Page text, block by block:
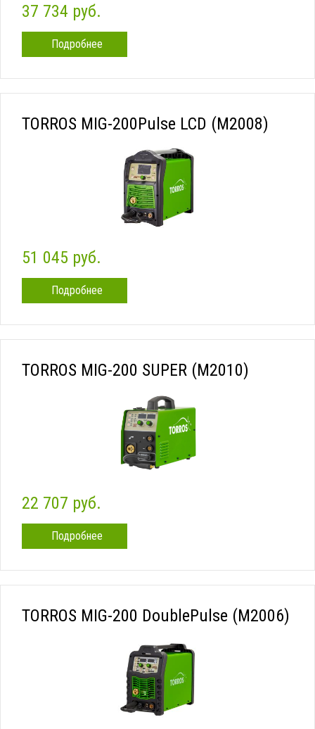
37 734 руб.
Подробнее
TORROS MIG-200Pulse LCD (M2008)
51 045 руб.
Подробнее
TORROS MIG-200 SUPER (M2010)
22 707 руб.
Подробнее
TORROS MIG-200 DoublePulse (M2006)